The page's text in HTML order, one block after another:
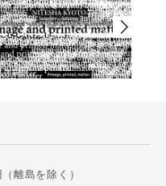
離島を除く）